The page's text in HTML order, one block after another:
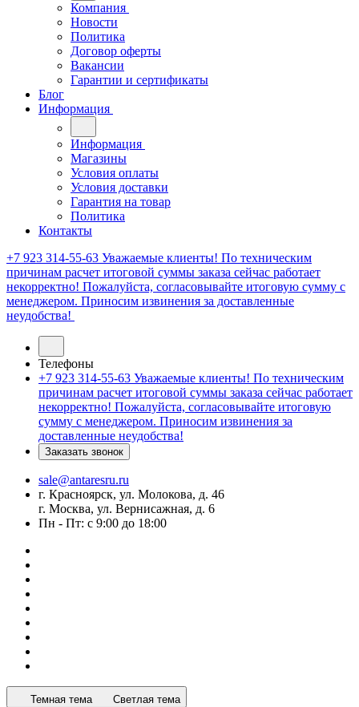
Компания
Новости
Политика
Договор оферты
Вакансии
Гарантии и сертификаты
Блог
Информация
Информация
Магазины
Условия оплаты
Условия доставки
Гарантия на товар
Политика
Контакты
+7 923 314-55-63 Уважаемые клиенты! По техническим
причинам расчет итоговой суммы заказа сейчас работает
некорректно! Пожалуйста, согласовывайте итоговую сумму с
менеджером. Приносим извинения за доставленные
неудобства!
Телефоны
+7 923 314-55-63 Уважаемые клиенты! По техническим
причинам расчет итоговой суммы заказа сейчас работает
некорректно! Пожалуйста, согласовывайте итоговую
сумму с менеджером. Приносим извинения за
доставленные неудобства!
Заказать звонок
sale@antaresru.ru
г. Красноярск, ул. Молокова, д. 46
г. Москва, ул. Вернисажная, д. 6
Пн - Пт: с 9:00 до 18:00
Темная тема Светлая тема